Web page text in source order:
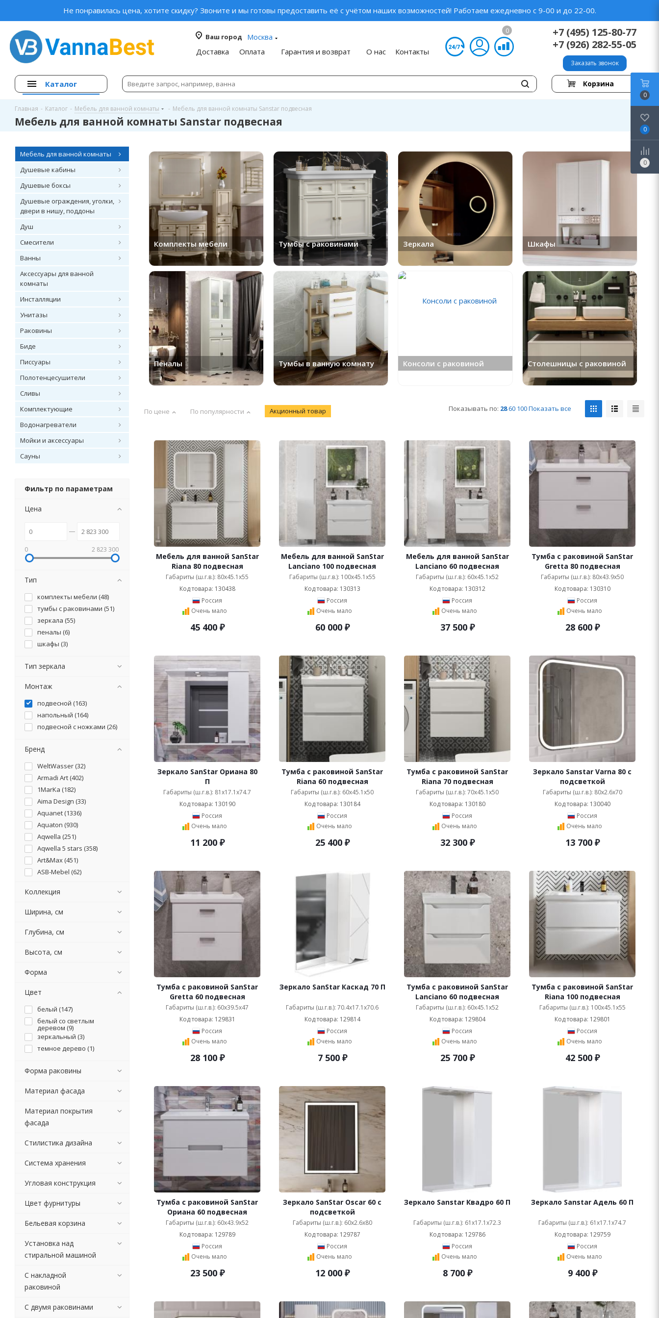
Не понравилась цена, хотите скидку? Звоните и мы готовы предоставить её с учётом наших возможностей! Работаем ежедневно с 9-00 и до 22-00.
Ваш город
Москва
Доставка
Оплата Гарантия и возврат О нас Контакты
0
+7 (495) 125-80-77
+7 (926) 282-55-05
Заказать звонок
Каталог Корзина
Главная - Каталог - Мебель для ванной комнаты - Мебель для ванной комнаты Sanstar подвесная
Мебель для ванной комнаты Sanstar подвесная
Комплекты мебели Тумбы с раковинами Зеркала Шкафы
Пеналы Тумбы в ванную комнату Консоли с раковиной Столешницы с раковиной
По цене По популярности Акционный товар Показывать по: 28 60 100Показать все
Мебель для ванной SanStar
Riana 80 подвесная
Габариты (ш.г.в.): 80x45.1x55
Код товара: 130438
Россия
Очень мало
45 400₽
Мебель для ванной SanStar
Lanciano 100 подвесная
Габариты (ш.г.в.): 100x45.1x55
Код товара: 130313
Россия
Очень мало
60 000₽
Мебель для ванной SanStar
Lanciano 60 подвесная
Габариты (ш.г.в.): 60x45.1x52
Код товара: 130312
Россия
Очень мало
37 500₽
Тумба с раковиной SanStar
Gretta 80 подвесная
Габариты (ш.г.в.): 80x43.9x50
Код товара: 130310
Россия
Очень мало
28 600₽
Зеркало SanStar Ориана 80
П
Габариты (ш.г.в.): 81x17.1x74.7
Код товара: 130190
Россия
Очень мало
11 200₽
Тумба с раковиной SanStar
Riana 60 подвесная
Габариты (ш.г.в.): 60x45.1x50
Код товара: 130184
Россия
Очень мало
25 400₽
Тумба с раковиной SanStar
Riana 70 подвесная
Габариты (ш.г.в.): 70x45.1x50
Код товара: 130180
Россия
Очень мало
32 300₽
Зеркало Sanstar Varna 80 с
подсветкой
Габариты (ш.г.в.): 80x2.6x70
Код товара: 130040
Россия
Очень мало
13 700₽
Тумба с раковиной SanStar
Gretta 60 подвесная
Габариты (ш.г.в.): 60x39.5x47
Код товара: 129831
Россия
Очень мало
28 100₽
Зеркало SanStar Каскад 70 П
Габариты (ш.г.в.): 70.4x17.1x70.6
Код товара: 129814
Россия
Очень мало
7 500₽
Тумба с раковиной SanStar
Lanciano 60 подвесная
Габариты (ш.г.в.): 60x45.1x52
Код товара: 129804
Россия
Очень мало
25 700₽
Тумба с раковиной SanStar
Riana 100 подвесная
Габариты (ш.г.в.): 100x45.1x55
Код товара: 129801
Россия
Очень мало
42 500₽
Тумба с раковиной SanStar
Ориана 60 подвесная
Габариты (ш.г.в.): 60x43.9x52
Код товара: 129789
Россия
Очень мало
23 500₽
Зеркало SanStar Oscar 60 с
подсветкой
Габариты (ш.г.в.): 60x2.6x80
Код товара: 129787
Россия
Очень мало
12 000₽
Зеркало Sanstar Квадро 60 П
Габариты (ш.г.в.): 61x17.1x72.3
Код товара: 129786
Россия
Очень мало
8 700₽
Зеркало Sanstar Адель 60 П
Габариты (ш.г.в.): 61x17.1x74.7
Код товара: 129759
Россия
Очень мало
9 400₽
Мебель для ванной комнаты
Душевые кабины
Душевые боксы
Душевые ограждения, уголки,
двери в нишу, поддоны
Душ
Смесители
Ванны
Аксессуары для ванной
комнаты
Инсталляции
Унитазы
Раковины
Биде
Писсуары
Полотенцесушители
Сливы
Комплектующие
Водонагреватели
Мойки и аксессуары
Сауны
Фильтр по параметрам
Цена
0 2 823 300
Тип
комплекты мебели (48)
тумбы с раковинами (51)
зеркала (55)
пеналы (6)
шкафы (3)
Тип зеркала
Монтаж
подвесной (163)
напольный (164)
подвесной с ножками (26)
Бренд
WeltWasser (32)
Armadi Art (402)
1MarKa (182)
Aima Design (33)
Aquanet (1336)
Aquaton (930)
Aqwella (251)
Aqwella 5 stars (358)
Art&Max (451)
ASB-Mebel (62)
BelBagno (
Brevita (289
Cerutti SPA (
Clarberg (
Colombo Design (
Corozo (112
Damixa (5 )
De Aqua (154 )
Demax ( 9)
Diwo (91)
Dreja.eco (64)
Evoform ( 775)
Ideal Standard (2
Kerama Marazzi (
Keuco (225)
Laufen ( 238)
Marka One (321)
Migliore (39
Milardo (
Mixline (158)
Коллекция
Ширина, см
Глубина, см
Высота, см
Форма
Цвет
белый (147)
белый со светлым
деревом (9)
зеркальный (3)
темное дерево (1)
Форма раковины
Материал фасада
Материал покрытия
фасада
Стилистика дизайна
Система хранения
Угловая конструкция
Цвет фурнитуры
Бельевая корзина
Установка над
стиральной машиной
С накладной
раковиной
С двумя раковинами
0
0
0